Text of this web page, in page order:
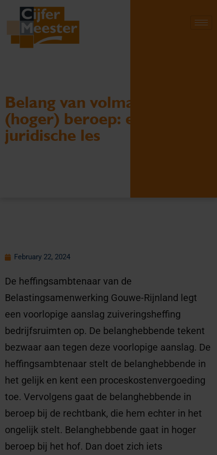
Belang van volmacht in
(hoger) beroep: een
juridische les
February 22, 2024
De heffingsambtenaar van de
Belastingsamenwerking Gouwe-Rijnland legt
een voorlopige aanslag zuiveringsheffing
bedrijfsruimten op. De belanghebbende tekent
bezwaar aan tegen deze voorlopige aanslag. De
heffingsambtenaar stelt de belanghebbende in
het gelijk en kent een proceskostenvergoeding
toe. Vervolgens gaat de belanghebbende in
beroep bij de rechtbank, die hem echter in het
ongelijk stelt. Belanghebbende gaat in hoger
beroep bij het hof. Dan doet zich iets